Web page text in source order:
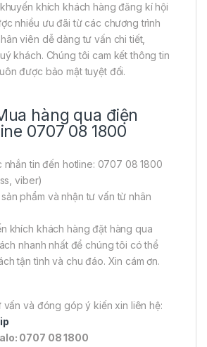
khích khách hàng đăng kí hội
nhiều ưu đãi từ các chương trình
viên dễ dàng tư vấn chi tiết,
khách. Chúng tôi cam kết thông tin
được bảo mật tuyệt đối.
hàng qua điện
0707 08 1800
nhắn tin đến hotline: 0707 08 1800
viber)
phẩm và nhận tư vấn từ nhân
khích khách hàng đặt hàng qua
nhanh nhất để chúng tôi có thể
tận tình và chu đáo. Xin cám ơn.
vấn và đóng góp ý kiến xin liên hệ:
0707 08 1800